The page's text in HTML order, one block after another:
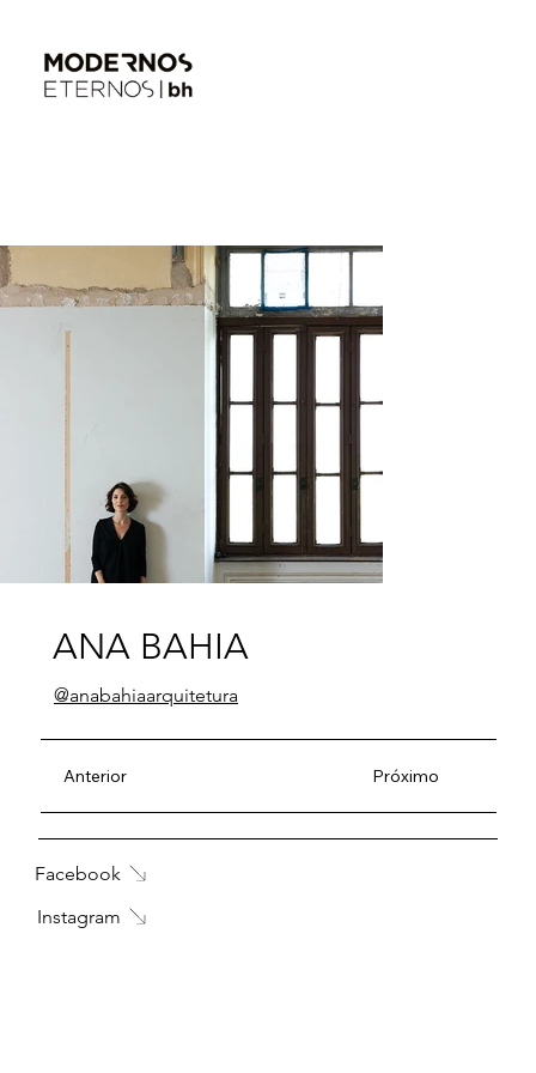
ANA BAHIA
@anabahiaarquitetura
Anterior Próximo
Facebook
Instagram